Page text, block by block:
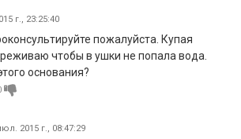
г., 23:25:40
пожалуйста. Купая
чтобы в ушки не попала вода.
основания?
2015 г., 08:47:29